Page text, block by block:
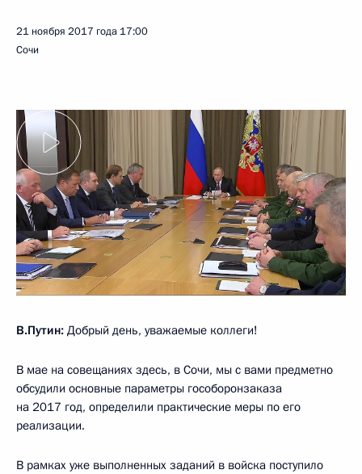
21 ноября 2017 года 17:00
Сочи
В.Путин: Добрый день, уважаемые коллеги!
В мае на совещаниях здесь, в Сочи, мы с вами предметно
обсудили основные параметры гособоронзаказа
на 2017 год, определили практические меры по его
реализации.
В рамках уже выполненных заданий в войска поступило